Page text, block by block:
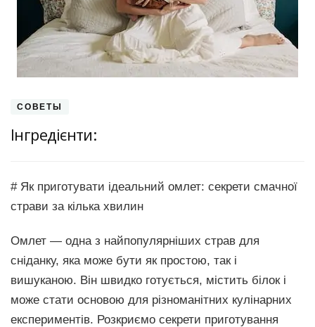
СОВЕТЫ
Інгредієнти:
# Як приготувати ідеальний омлет: секрети смачної
страви за кілька хвилин
Омлет — одна з найпопулярніших страв для
сніданку, яка може бути як простою, так і
вишуканою. Він швидко готується, містить білок і
може стати основою для різноманітних кулінарних
експериментів. Розкриємо секрети приготування